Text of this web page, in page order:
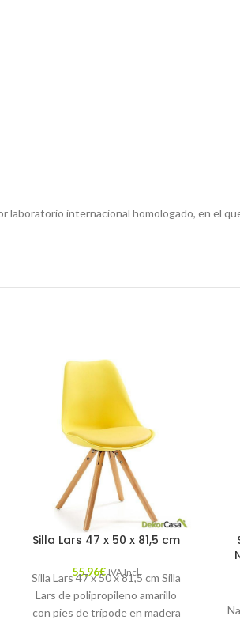
internacional homologado, en el
Silla Lars 47 x 50 x 81,5 cm
55,96€ IVA Incl.
Silla Lars 47 x 50 x 81,5 cm Silla
Lars de polipropileno amarillo
con pies de trípode en madera